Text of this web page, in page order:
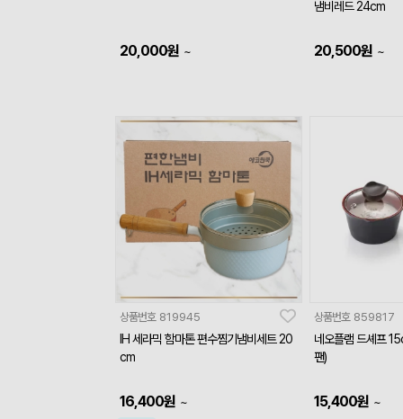
20,000원 ~
냄비레드 24cm
20,500원 ~
상품번호 819945
IH 세라믹 함마톤 편수찜기냄비세트 20
cm
16,400원 ~
상품번호 859817
네오플램 드셰프
팬)
15,400원 ~